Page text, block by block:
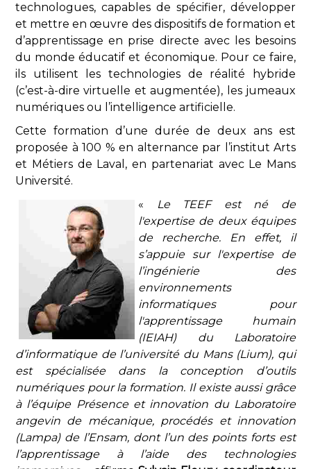
technologues, capables de spécifier, développer
et mettre en œuvre des dispositifs de formation et
d’apprentissage en prise directe avec les besoins
du monde éducatif et économique. Pour ce faire,
ils utilisent les technologies de réalité hybride
(c’est-à-dire virtuelle et augmentée), les jumeaux
numériques ou l’intelligence artificielle.
Cette formation d’une durée de deux ans est
proposée à 100 % en alternance par l’institut Arts
et Métiers de Laval, en partenariat avec Le Mans
Université.
« Le TEEF est né de
l'expertise de deux équipes
de recherche. En effet, il
s’appuie sur l'expertise de
l’ingénierie des
environnements
informatiques pour
l'apprentissage humain
(IEIAH) du Laboratoire
d’informatique de l’université du Mans (Lium), qui
est spécialisée dans la conception d’outils
numériques pour la formation. Il existe aussi grâce
à l’équipe Présence et innovation du Laboratoire
angevin de mécanique, procédés et innovation
(Lampa) de l’Ensam, dont l’un des points forts est
l’apprentissage à l’aide des technologies